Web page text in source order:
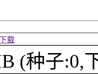
载
(种子:0,